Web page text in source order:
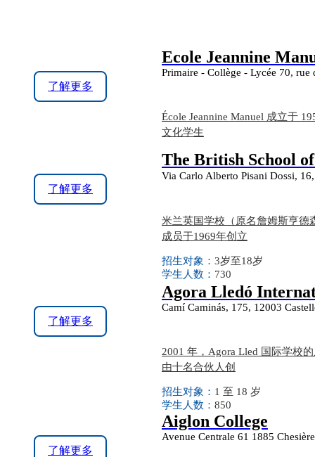
了解更多
Ecole Jeannine
Primaire - Collège - Lycée 70, rue
École Jeannine Manuel 成立于
文化学生
了解更多
The British School
Via Carlo Alberto Pisani Dossi,
米兰英国学校（原名詹姆斯亨德
成员于1969年创立
招生对象： 3岁至18岁
学生人数： 730
了解更多
Agora Lledó
Camí Caminás, 175, 12003
2001 年，Agora Lled 国际学校
由十名合伙人创
招生对象： 1 至 18 岁
学生人数： 850
了解更多
Aiglon College
Avenue Centrale 61 1885